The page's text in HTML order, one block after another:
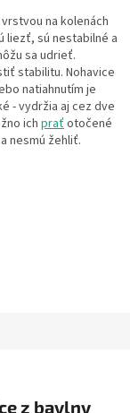
na kolenách
liezť, sú nestabilné a
sa udrieť.
stabilitu. Nohavice
natiahnutím je
- vydržia aj cez dve
ich praťotočené
nesmú žehliť.
z bavlny